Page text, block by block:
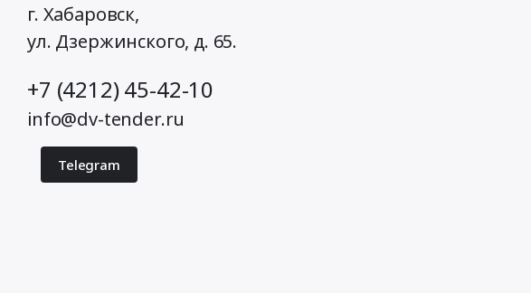
г. Хабаровск,
ул. Дзержинского, д. 65.
+7 (4212) 45-42-10
info@dv-tender.ru
Telegram